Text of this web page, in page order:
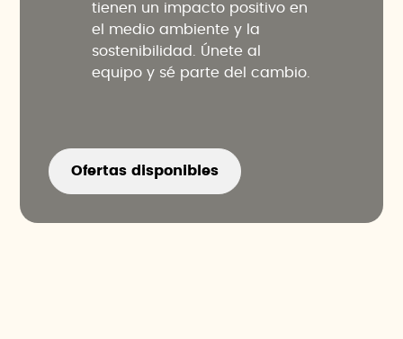
tienen un impacto positivo en
el medio ambiente y la
sostenibilidad. Únete al
equipo y sé parte del cambio.
Ofertas disponibles